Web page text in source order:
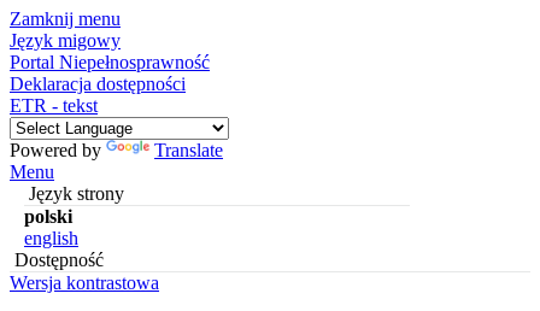
Zamknij menu
Język migowy
Portal Niepełnosprawność
Deklaracja dostępności
ETR - tekst
Powered by
Translate
Menu
Język strony
polski
english
Dostępność
Wersja kontrastowa